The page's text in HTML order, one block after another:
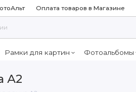
Оплата товаров в Магазине
Рамки для картин Фотоальбомы
А2